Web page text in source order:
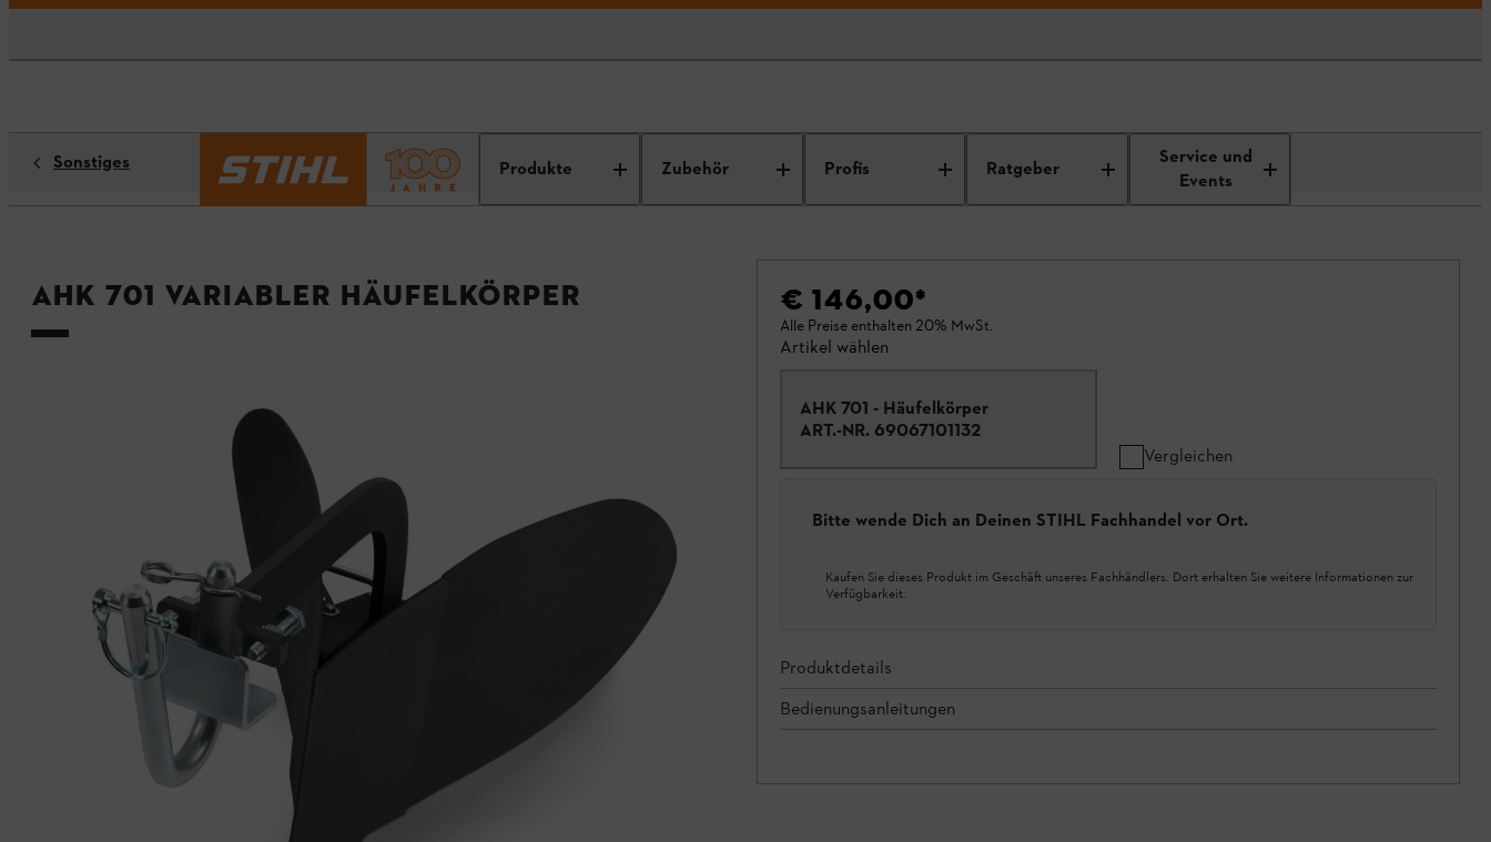
Produkte Zubehör Profis Ratgeber
Service und
Events
Sonstiges
AHK 701 variabler Häufelkörper € 146,00*
Alle Preise enthalten 20% MwSt.
Artikel wählen
AHK 701 - Häufelkörper
ART.-NR. 69067101132
Vergleichen
Bitte wende Dich an Deinen STIHL Fachhandel vor Ort.
Kaufen Sie dieses Produkt im Geschäft unseres Fachhändlers. Dort erhalten Sie weitere Informationen zur
Verfügbarkeit.
Produktdetails
Bedienungsanleitungen